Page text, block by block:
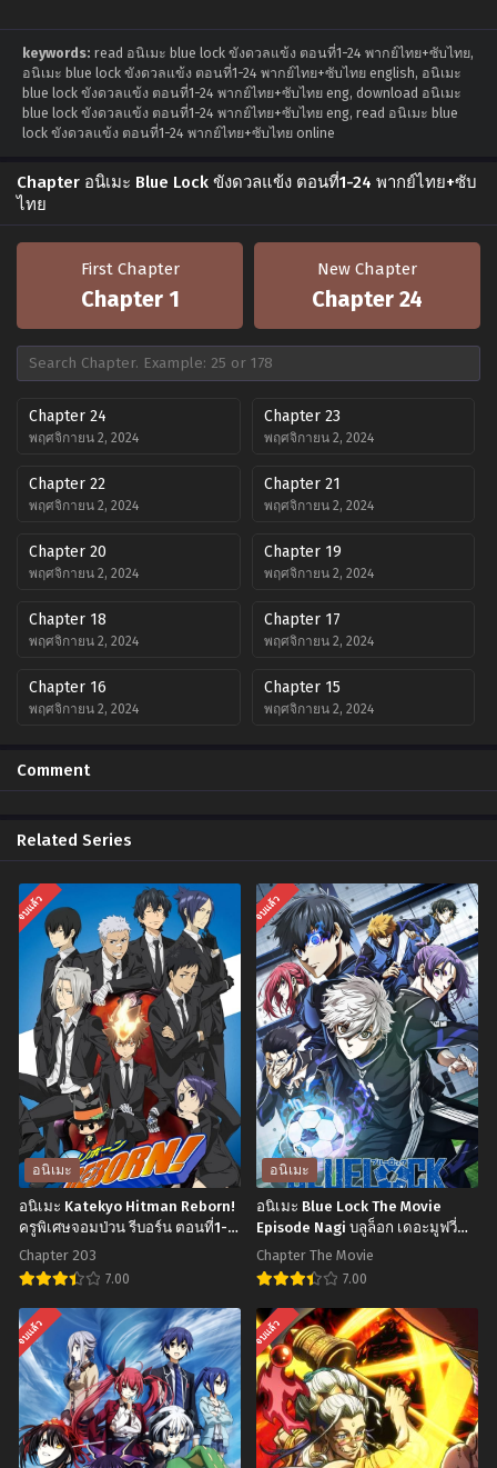
keywords: read อนิเมะ blue lock ขังดวลแข้ง ตอนที่1-24 พากย์ไทย+ซับไทย,
อนิเมะ blue lock ขังดวลแข้ง ตอนที่1-24 พากย์ไทย+ซับไทย english, อนิเมะ
blue lock ขังดวลแข้ง ตอนที่1-24 พากย์ไทย+ซับไทย eng, download อนิเมะ
blue lock ขังดวลแข้ง ตอนที่1-24 พากย์ไทย+ซับไทย eng, read อนิเมะ blue
lock ขังดวลแข้ง ตอนที่1-24 พากย์ไทย+ซับไทย online
Chapter อนิเมะ Blue Lock ขังดวลแข้ง ตอนที่1-24 พากย์ไทย+ซับ
ไทย
First Chapter
Chapter 1
New Chapter
Chapter 24
Chapter 24
พฤศจิกายน 2, 2024
Chapter 23
พฤศจิกายน 2, 2024
Chapter 22
พฤศจิกายน 2, 2024
Chapter 21
พฤศจิกายน 2, 2024
Chapter 20
พฤศจิกายน 2, 2024
Chapter 19
พฤศจิกายน 2, 2024
Chapter 18
พฤศจิกายน 2, 2024
Chapter 17
พฤศจิกายน 2, 2024
Chapter 16
พฤศจิกายน 2, 2024
Chapter 15
พฤศจิกายน 2, 2024
พฤศจิกายน 2, 2024
พฤศจิกายน 2, 2024
Chapter 10
พฤศจิกายน 2, 2024
Chapter 9
พฤศจิกายน 2, 2024
Chapter 8
พฤศจิกายน 2, 2024
Chapter 7
พฤศจิกายน 2, 2024
Chapter 6
พฤศจิกายน 2, 2024
Chapter 5
พฤศจิกายน 2, 2024
Chapter 4
พฤศจิกายน 2, 2024
Chapter 3
พฤศจิกายน 2, 2024
Chapter 2
พฤศจิกายน 2, 2024
Chapter 1
พฤศจิกายน 2, 2024
Comment
Related Series
จบแล้ว
อนิเมะ
อนิเมะ Katekyo Hitman Reborn!
ครูพิเศษจอมป่วน รีบอร์น ตอนที่1-
203 พากย์ไทย
Chapter 203
7.00
อ
นิ
เมะ
Katekyo
Hitman
จบแล้ว
อนิเมะ
อนิเมะ Blue Lock The Movie
Episode Nagi บลูล็อก เดอะมูฟวี่
ตอนนากิ พากย์ไทย
Chapter The Movie
7.00
อ
นิ
เมะ
Blue
Lock
จบแล้ว จบแล้ว